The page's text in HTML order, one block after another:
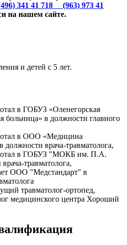
341 41 718 (963) 973 41
на нашем сайте.
и детей с 5 лет.
в ГОБУЗ «Оленегорская
больница» в должности главного
в ООО «Медицина
должности врача-травматолога,
в ГОБУЗ "МОКБ им. П.А.
травматолога,
ООО "Медстандарт" в
травматолог-ортопед,
медицинского центра Хороший